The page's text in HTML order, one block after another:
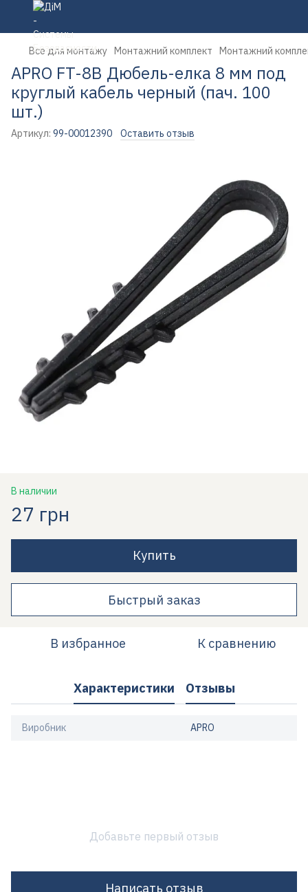
Все для монтажу Монтажний комплект Монтажний
APRO FT-8B Дюбель-елка 8 мм под
круглый кабель черный (пач. 100
шт.)
Артикул: 99-00012390 Оставить отзыв
В наличии
27 грн
Купить
Быстрый заказ
В избранное К сравнению
Характеристики Отзывы
Виробник APRO
Добавьте первый отзыв
Написать отзыв